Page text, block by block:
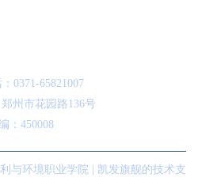
0371-65821007
州市花园路136号
：450008
与环境职业学院 | 凯发旗舰的技术支